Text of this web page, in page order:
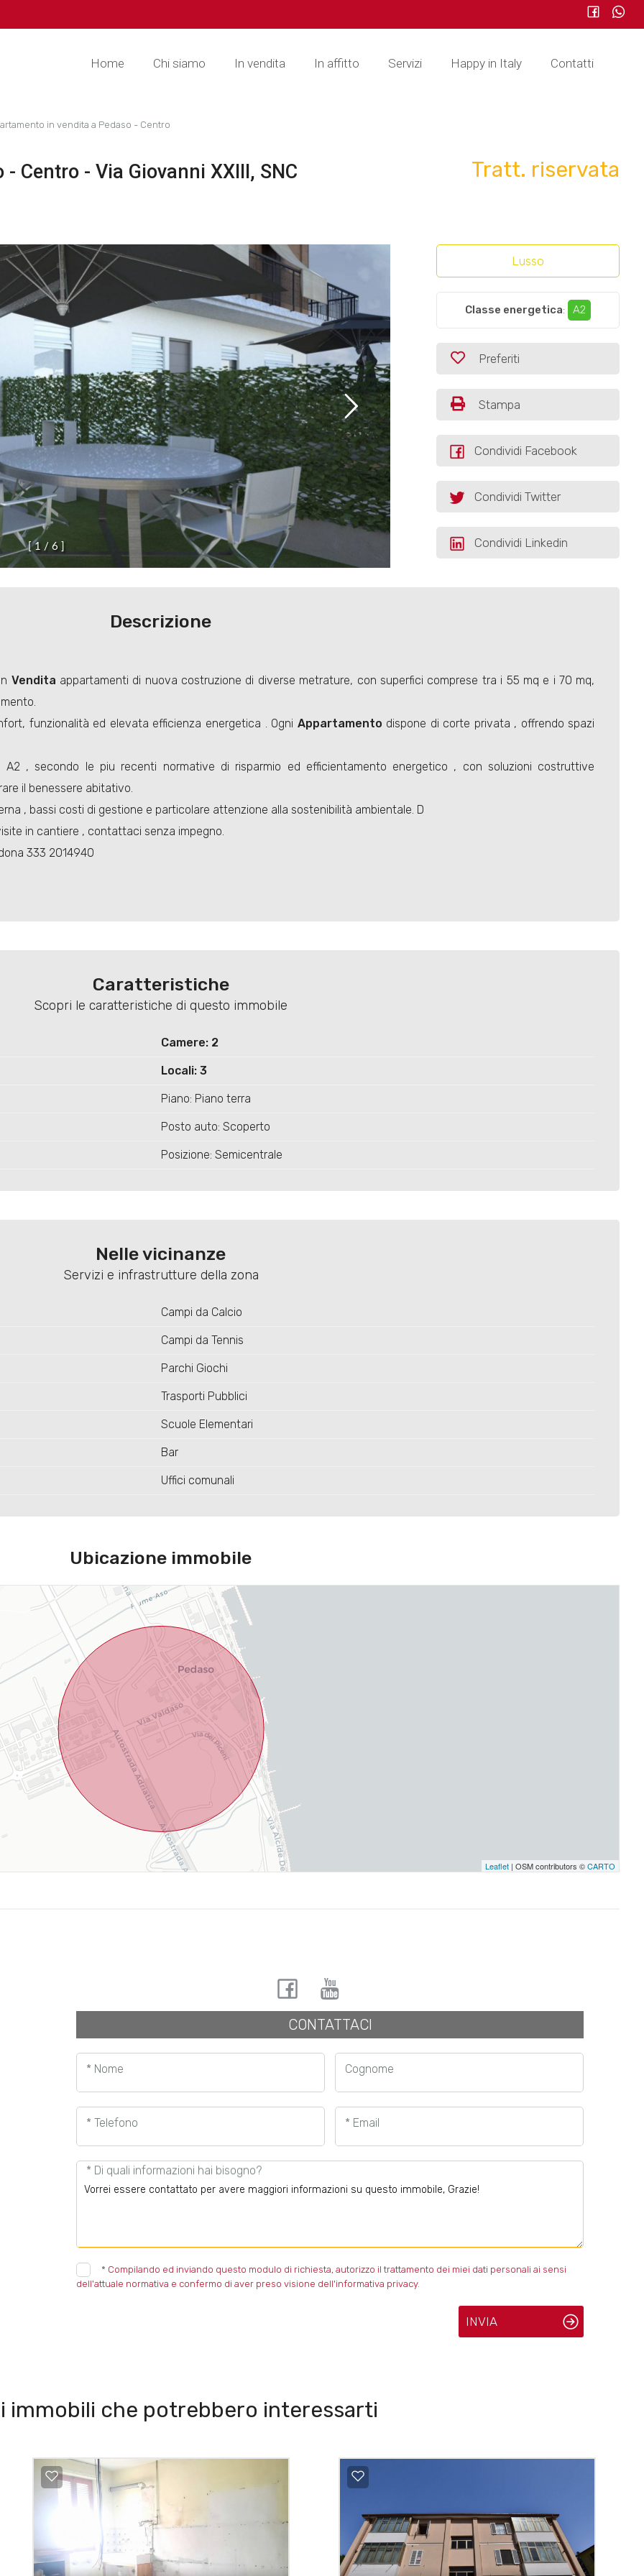
Home Chi siamo In vendita In affitto Servizi Happy in Italy Contatti
in vendita a Pedaso - Centro
Centro - Via Giovanni XXIII, SNC Tratt. riservata
[ 1 / 6
Lusso
Classe energetica: A2
Preferiti
Stampa
Condividi Facebook
Condividi Twitter
Condividi Linkedin
Descrizione
Vendita appartamenti di nuova costruzione di diverse metrature, con superfici comprese tra i 55 mq e i 70 mq,
funzionalità ed elevata efficienza energetica . Ogni Appartamento dispone di corte privata , offrendo spazi
A2 , secondo le piu recenti normative di risparmio ed efficientamento energetico , con soluzioni costruttive
il benessere abitativo.
, bassi costi di gestione e particolare attenzione alla sostenibilità ambientale. D
in cantiere , contattaci senza impegno.
333 2014940
Caratteristiche
Scopri le caratteristiche di questo immobile
Camere: 2
Locali: 3
Piano: Piano terra
Posto auto: Scoperto
Posizione: Semicentrale
Nelle vicinanze
Servizi e infrastrutture della zona
Campi da Calcio
Campi da Tennis
Parchi Giochi
Trasporti Pubblici
Scuole Elementari
Bar
Uffici comunali
Ubicazione immobile
Leaflet | OSM contributors ©CARTO
CONTATTACI
* Nome Cognome
* Telefono * Email
* Di quali informazioni hai bisogno?
* Compilando ed inviando questo modulo di richiesta, autorizzo il trattamento dei miei dati personali ai sensi
dell'attuale normativa e confermo di aver preso visione dell'informativa privacy.
INVIA
immobili che potrebbero interessarti